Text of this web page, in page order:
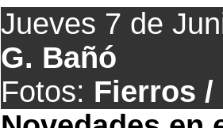
Jueves 7 de
G. Bañó
Fotos: Fierros /